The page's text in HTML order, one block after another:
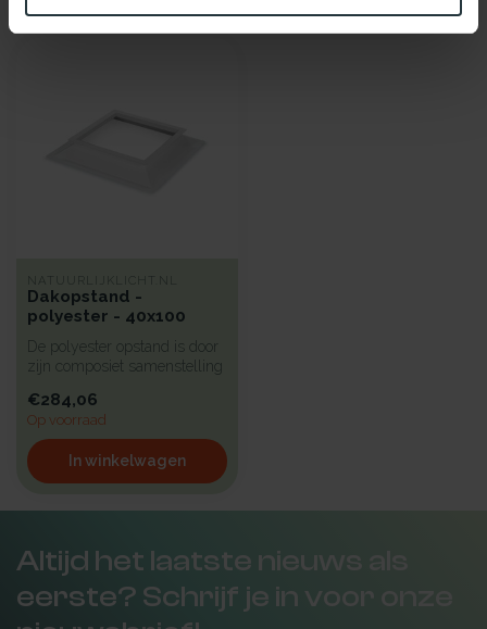
NATUURLIJKLICHT.NL
Dakopstand -
polyester - 40x100
De polyester opstand is door
zijn composiet samenstelling
€284,06
Op voorraad
In winkelwagen
Altijd het laatste nieuws als
eerste? Schrijf je in voor onze